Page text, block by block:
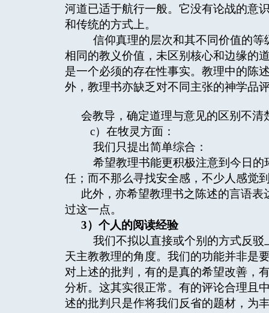
河道已适于航行一般。它没有论战的意
和传统的方式上。
信仰真理的层次和其不同价值的等
相同的教义价值，未区别核心和边缘的
是一个必须的存在性事实。教理中的陈
外，教理书亦缺乏对不同主张的神学品
会教导，确定道理与意见的区别不
c）在牧灵方面：
我们只提出简单综合：
希望教理书能更积极注意到今日的
任；而不那么寻找安全感，不少人感觉
此外，亦希望教理书之陈述的言语
过这一点。
3）个人的阅读经验
我们不拟以直接或个别的方式反驳
天主教教理的角度。我们的功能并非是
对上述的批判，有的是真的希望改善，
分析。这其实很正常。有的评论合理且
述的批判只是作将我们反省的题材，为